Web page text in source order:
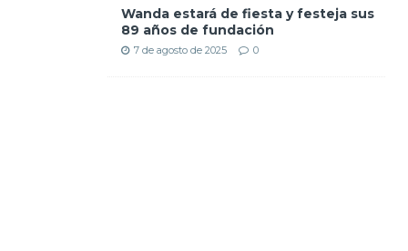
Wanda estará de fiesta y festeja sus
89 años de fundación
7 de agosto de 2025 0